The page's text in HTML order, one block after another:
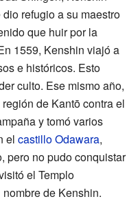
refugio a su maestro
que huir por la
1559, Kenshin viajó a
e históricos. Esto
culto. Ese mismo año,
de Kantō contra el
y tomó varios
el castillo Odawara,
pero no pudo conquistar
el Templo
de Kenshin.